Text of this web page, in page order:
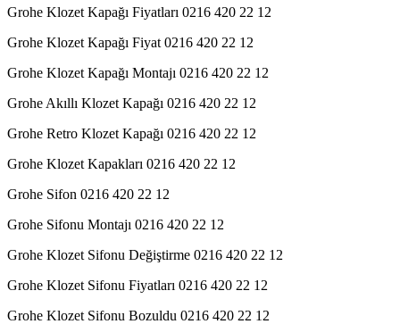
Grohe Klozet Kapağı Fiyatları 0216 420 22 12
Grohe Klozet Kapağı Fiyat 0216 420 22 12
Grohe Klozet Kapağı Montajı 0216 420 22 12
Grohe Akıllı Klozet Kapağı 0216 420 22 12
Grohe Retro Klozet Kapağı 0216 420 22 12
Grohe Klozet Kapakları 0216 420 22 12
Grohe Sifon 0216 420 22 12
Grohe Sifonu Montajı 0216 420 22 12
Grohe Klozet Sifonu Değiştirme 0216 420 22 12
Grohe Klozet Sifonu Fiyatları 0216 420 22 12
Grohe Klozet Sifonu Bozuldu 0216 420 22 12